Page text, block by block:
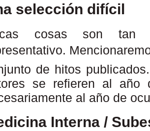
selección difícil
cosas son tan
de hitos
se refieren al
al año de
Interna /